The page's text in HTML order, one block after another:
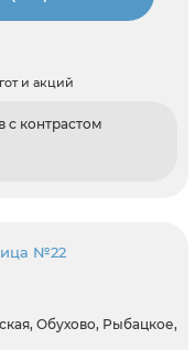
и акций
с контрастом
№22
Обухово, Рыбацкое,